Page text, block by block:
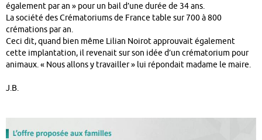
également par an » pour un bail d’une durée de 34 ans.
La société des Crématoriums de France table sur 700 à 800
crémations par an.
Ceci dit, quand bien même Lilian Noirot approuvait également
cette implantation, il revenait sur son idée d’un crématorium pour
animaux. « Nous allons y travailler » lui répondait madame le maire.
J.B.